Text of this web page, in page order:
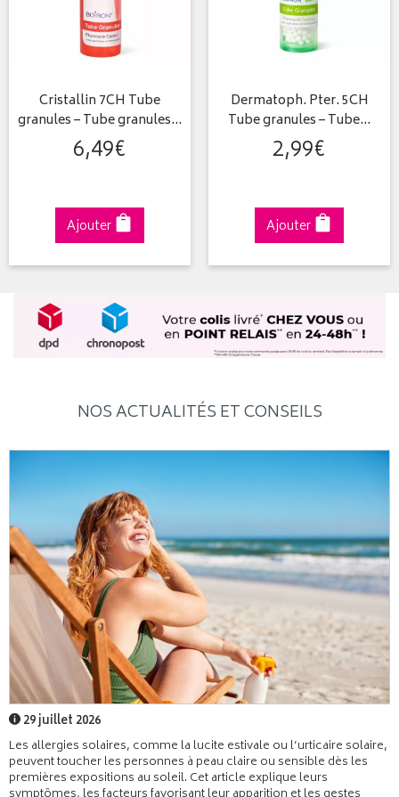
Cristallin 7CH Tube
granules – Tube granules…
6,49€
Ajouter
Dermatoph. Pter. 5CH
Tube granules – Tube…
2,99€
Ajouter
NOS ACTUALITÉS ET CONSEILS
29 juillet 2026
Les allergies solaires, comme la lucite estivale ou l’urticaire solaire,
peuvent toucher les personnes à peau claire ou sensible dès les
premières expositions au soleil. Cet article explique leurs